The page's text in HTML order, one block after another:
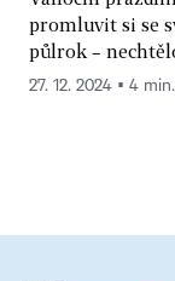
promluvit si se
půlrok –
27. 12. 2024 ▪ 4